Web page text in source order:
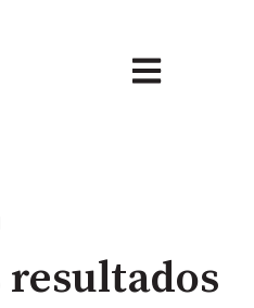
Abrir